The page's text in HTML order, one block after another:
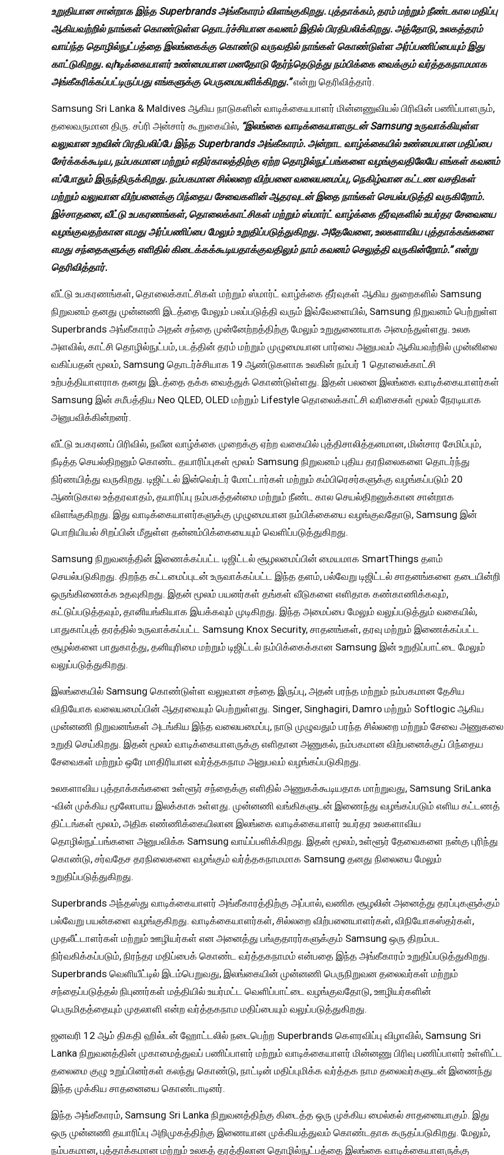
உறுதியான சான்றாக இந்த Superbrands அங்கீகாரம் விளங்குகிறது. புத்தாக்கம், தரம் மற்றும் நீண்டகால மதிப்பு
ஆகியவற்றில் நாங்கள் கொண்டுள்ள தொடர்ச்சியான கவனம் இதில் பிரதிபலிக்கிறது. அத்தோடு, உலகத்தரம்
வாய்ந்த தொழில்நுட்பத்தை இலங்கைக்கு கொண்டு வருவதில் நாங்கள் கொண்டுள்ள அர்ப்பணிப்பையும் இது
காட்டுகிறது. வுhடிக்கையாளர் உண்மையான மனதோடு தேர்ந்தெடுத்து நம்பிக்கை வைக்கும் வர்த்தகநாமமாக
அங்கீகரிக்கப்பட்டிருப்பது எங்களுக்கு பெருமையளிக்கிறது.”என்று தெரிவித்தார்.
Samsung Sri Lanka & Maldives ஆகிய நாடுகளின் வாடிக்கையபாளர் மின்னணுவியல் பிரிவின் பணிப்பாளரும்,
தலைவருமான திரு. சப்ரி அன்சார் கூறுகையில், “இலங்கை வாடிக்கையாளருடன் Samsung உருவாக்கியுள்ள
வலுவான உறவின் பிரதிபலிப்பே இந்த Superbrands அங்கீகாரம். அன்றாட வாழ்க்கையில் உண்மையான மதிப்பை
சேர்க்கக்கூடிய, நம்பகமான மற்றும் எதிர்காலத்திற்கு ஏற்ற தொழில்நுட்பங்களை வழங்குவதிலேயே எங்கள் கவனம்
எப்போதும் இருந்திருக்கிறது. நம்பகமான சில்லறை விற்பனை வலையமைப்பு, நெகிழ்வான கட்டண வசதிகள்
மற்றும் வலுவான விற்பனைக்கு பிந்தைய சேவைகளின் ஆதரவுடன் இதை நாங்கள் செயல்படுத்தி வருகிறோம்.
இச்சாதனை, வீட்டு உபகரணங்கள், தொலைக்காட்சிகள் மற்றும் ஸ்மார்ட் வாழ்க்கை தீர்வுகளில் உயர்தர சேவையை
வழங்குவதற்கான எமது அர்ப்பணிப்பை மேலும் உறுதிப்படுத்துகிறது. அதேவேளை, உலகளாவிய புத்தாக்கங்களை
எமது சந்தைகளுக்கு எளிதில் கிடைக்கக்கூடியதாக்குவதிலும் நாம் கவனம் செலுத்தி வருகின்றோம்.” என்று
தெரிவித்தார்.
வீட்டு உபகரணங்கள், தொலைக்காட்சிகள் மற்றும் ஸ்மார்ட் வாழ்க்கை தீர்வுகள் ஆகிய துறைகளில் Samsung
நிறுவனம் தனது முன்னணி இடத்தை மேலும் பலப்படுத்தி வரும் இவ்வேளையில், Samsung நிறுவனம் பெற்றுள்ள
Superbrands அங்கீகாரம் அதன் சந்தை முன்னேற்றத்திற்கு மேலும் உறுதுணையாக அமைந்துள்ளது. உலக
அளவில், காட்சி தொழில்நுட்பம், படத்தின் தரம் மற்றும் முழுமையான பார்வை அனுபவம் ஆகியவற்றில் முன்னிலை
வகிப்பதன் மூலம், Samsung தொடர்ச்சியாக 19 ஆண்டுகளாக உலகின் நம்பர் 1 தொலைக்காட்சி
உற்பத்தியாளராக தனது இடத்தை தக்க வைத்துக் கொண்டுள்ளது. இதன் பலனை இலங்கை வாடிக்கையாளர்கள்
Samsung இன் சமீபத்திய Neo QLED, OLED மற்றும் Lifestyle தொலைக்காட்சி வரிசைகள் மூலம் நேரடியாக
அனுபவிக்கின்றனர்.
வீட்டு உபகரணப் பிரிவில், நவீன வாழ்க்கை முறைக்கு ஏற்ற வகையில் புத்திசாலித்தனமான, மின்சார சேமிப்பும்,
நீடித்த செயல்திறனும் கொண்ட தயாரிப்புகள் மூலம் Samsung நிறுவனம் புதிய தரநிலைகளை தொடர்ந்து
நிர்ணயித்து வருகிறது. டிஜிட்டல் இன்வெர்டர் மோட்டார்கள் மற்றும் கம்பிரெசர்களுக்கு வழங்கப்படும் 20
ஆண்டுகால உத்தரவாதம், தயாரிப்பு நம்பகத்தன்மை மற்றும் நீண்ட கால செயல்திறனுக்கான சான்றாக
விளங்குகிறது. இது வாடிக்கையாளர்களுக்கு முழுமையான நம்பிக்கையை வழங்குவதோடு, Samsung இன்
பொறியியல் சிறப்பின் மீதுள்ள தன்னம்பிக்கையையும் வெளிப்படுத்துகிறது.
Samsung நிறுவனத்தின் இணைக்கப்பட்ட டிஜிட்டல் சூழலமைப்பின் மையமாக SmartThings தளம்
செயல்படுகிறது. திறந்த கட்டமைப்புடன் உருவாக்கப்பட்ட இந்த தளம், பல்வேறு டிஜிட்டல் சாதனங்களை தடையின்றி
ஒருங்கிணைக்க உதவுகிறது. இதன் மூலம் பயனர்கள் தங்கள் வீடுகளை எளிதாக கண்காணிக்கவும்,
கட்டுப்படுத்தவும், தானியங்கியாக இயக்கவும் முடிகிறது. இந்த அமைப்பை மேலும் வலுப்படுத்தும் வகையில்,
பாதுகாப்புத் தரத்தில் உருவாக்கப்பட்ட Samsung Knox Security, சாதனங்கள், தரவு மற்றும் இணைக்கப்பட்ட
சூழல்களை பாதுகாத்து, தனியுரிமை மற்றும் டிஜிட்டல் நம்பிக்கைக்கான Samsung இன் உறுதிப்பாட்டை மேலும்
வலுப்படுத்துகிறது.
இலங்கையில் Samsung கொண்டுள்ள வலுவான சந்தை இருப்பு, அதன் பரந்த மற்றும் நம்பகமான தேசிய
விநியோக வலையமைப்பின் ஆதரவையும் பெற்றுள்ளது. Singer, Singhagiri, Damro மற்றும் Softlogic ஆகிய
முன்னணி நிறுவனங்கள் அடங்கிய இந்த வலையமைப்பு, நாடு முழுவதும் பரந்த சில்லறை மற்றும் சேவை அணுகலை
உறுதி செய்கிறது. இதன் மூலம் வாடிக்கையாளருக்கு எளிதான அணுகல், நம்பகமான விற்பனைக்குப் பிந்தைய
சேவைகள் மற்றும் ஒரே மாதிரியான வர்த்தகநாம அனுபவம் வழங்கப்படுகிறது.
உலகளாவிய புத்தாக்கங்களை உள்ளூர் சந்தைக்கு எளிதில் அணுகக்கூடியதாக மாற்றுவது, Samsung SriLanka
-வின் முக்கிய மூலோபாய இலக்காக உள்ளது. முன்னணி வங்கிகளுடன் இணைந்து வழங்கப்படும் எளிய கட்டணத்
திட்டங்கள் மூலம், அதிக எண்ணிக்கையிலான இலங்கை வாடிக்கையாளர் உயர்தர உலகளாவிய
தொழில்நுட்பங்களை அனுபவிக்க Samsung வாய்ப்பளிக்கிறது. இதன் மூலம், உள்ளூர் தேவைகளை நன்கு புரிந்து
கொண்டு, சர்வதேச தரநிலைகளை வழங்கும் வர்த்தகநாமமாக Samsung தனது நிலையை மேலும்
உறுதிப்படுத்துகிறது.
Superbrands அந்தஸ்து வாடிக்கையாளர் அங்கீகாரத்திற்கு அப்பால், வணிக சூழலின் அனைத்து தரப்புகளுக்கும்
பல்வேறு பயன்களை வழங்குகிறது. வாடிக்கையாளர்கள், சில்லறை விற்பனையாளர்கள், விநியோகஸ்தர்கள்,
முதலீட்டாளர்கள் மற்றும் ஊழியர்கள் என அனைத்து பங்குதாரர்களுக்கும் Samsung ஒரு திறம்பட
நிர்வகிக்கப்படும், நிரந்தர மதிப்பைக் கொண்ட வர்த்தகநாமம் என்பதை இந்த அங்கீகாரம் உறுதிப்படுத்துகிறது.
Superbrands வெளியீட்டில் இடம்பெறுவது, இலங்கையின் முன்னணி பெருநிறுவன தலைவர்கள் மற்றும்
சந்தைப்படுத்தல் நிபுணர்கள் மத்தியில் உயர்மட்ட வெளிப்பாட்டை வழங்குவதோடு, ஊழியர்களின்
பெருமிதத்தையும் முதலாளி என்ற வர்த்தகநாம மதிப்பையும் வலுப்படுத்துகிறது.
ஜனவரி 12 ஆம் திகதி ஹில்டன் ஹோட்டலில் நடைபெற்ற Superbrands கௌரவிப்பு விழாவில், Samsung Sri
Lanka நிறுவனத்தின் முகாமைத்துவப் பணிப்பாளர் மற்றும் வாடிக்கையாளர் மின்னணு பிரிவு பணிப்பாளர் உள்ளிட்ட
தலைமை குழு உறுப்பினர்கள் கலந்து கொண்டு, நாட்டின் மதிப்புமிக்க வர்த்தக நாம தலைவர்களுடன் இணைந்து
இந்த முக்கிய சாதனையை கொண்டாடினர்.
இந்த அங்கீகாரம், Samsung Sri Lanka நிறுவனத்திற்கு கிடைத்த ஒரு முக்கிய மைல்கல் சாதனையாகும். இது
ஒரு முன்னணி தயாரிப்பு அறிமுகத்திற்கு இணையான முக்கியத்துவம் கொண்டதாக கருதப்படுகிறது. மேலும்,
நம்பகமான, புத்தாக்கமான மற்றும் உலகத் தரத்திலான தொழில்நுட்பத்தை இலங்கை வாடிக்கையாளருக்கு